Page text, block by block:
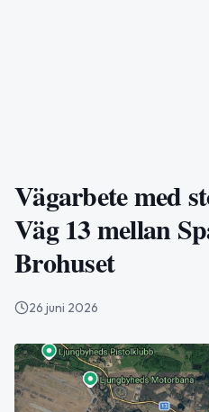
Vägarbete med
Väg 13 mellan
Brohuset
26 juni 2026